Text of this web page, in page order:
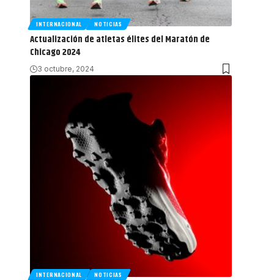
INTERNACIONAL NOTICIAS
Actualización de atletas élites del Maratón de
Chicago 2024
3 octubre, 2024
INTERNACIONAL NOTICIAS